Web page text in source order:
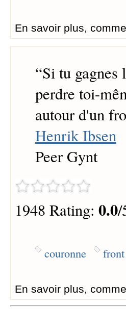
En savoir plus,
“Si tu gagnes
perdre toi-
autour d'un
Henrik Ibsen
Peer Gynt
1948 Rating: 0.0/
couronne front
En savoir plus,